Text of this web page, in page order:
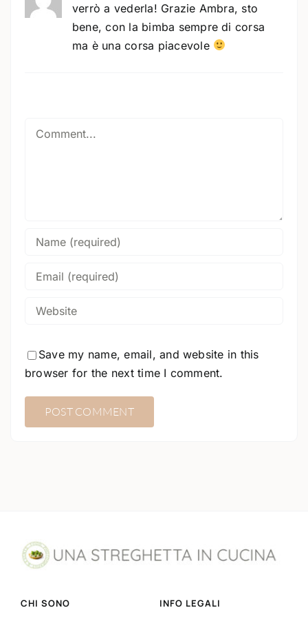
verrò a vederla! Grazie Ambra, sto
bene, con la bimba sempre di corsa
ma è una corsa piacevole
Save my name, email, and website in this
browser for the next time I comment.
CHI SONO INFO LEGALI